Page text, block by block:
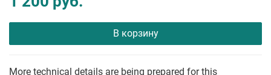
В корзину
More technical details are being prepared for this